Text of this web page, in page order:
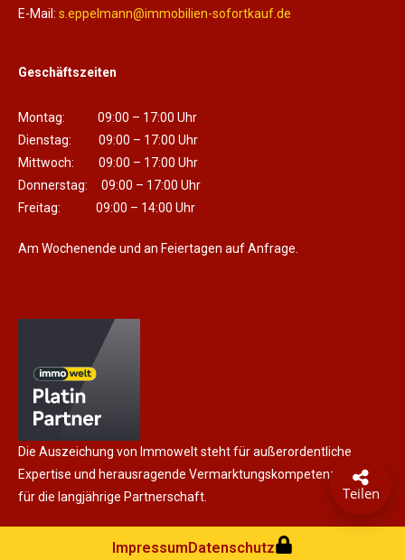
E-Mail: s.eppelmann@immobilien-sofortkauf.de
Geschäftszeiten
Montag: 09:00 – 17:00 Uhr
Dienstag: 09:00 – 17:00 Uhr
Mittwoch: 09:00 – 17:00 Uhr
Donnerstag: 09:00 – 17:00 Uhr
Freitag: 09:00 – 14:00 Uhr
Am Wochenende und an Feiertagen auf Anfrage.
Die Auszeichung von Immowelt steht für außerordentliche
Expertise und herausragende Vermarktungskompetenz, sowie
für die langjährige Partnerschaft.
ImpressumDatenschutz
Teilen